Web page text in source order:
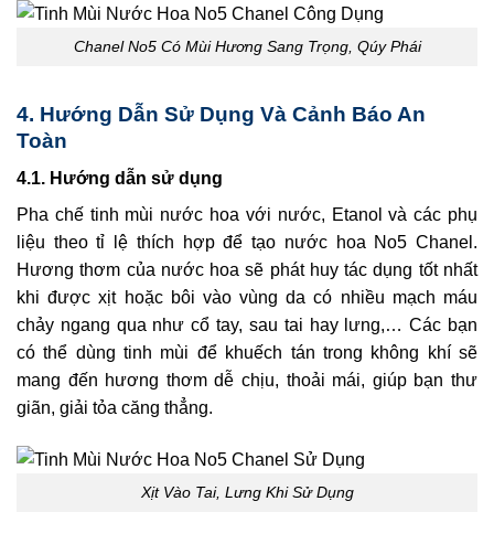
Chanel No5 Có Mùi Hương Sang Trọng, Qúy Phái
4. Hướng Dẫn Sử Dụng Và Cảnh Báo An
Toàn
4.1. Hướng dẫn sử dụng
Pha chế tinh mùi nước hoa với nước, Etanol và các phụ
liệu theo tỉ lệ thích hợp để tạo nước hoa No5 Chanel.
Hương thơm của nước hoa sẽ phát huy tác dụng tốt nhất
khi được xịt hoặc bôi vào vùng da có nhiều mạch máu
chảy ngang qua như cổ tay, sau tai hay lưng,… Các bạn
có thể dùng tinh mùi để khuếch tán trong không khí sẽ
mang đến hương thơm dễ chịu, thoải mái, giúp bạn thư
giãn, giải tỏa căng thẳng.
Xịt Vào Tai, Lưng Khi Sử Dụng